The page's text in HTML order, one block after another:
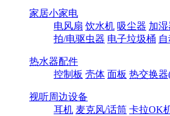
家居小家电
电风扇 饮水机 吸尘器 加
拍/电驱虫器 电子垃圾桶
热水器配件
控制板 壳体 面板 热交换
视听周边设备
耳机 麦克风/话筒 卡拉OK